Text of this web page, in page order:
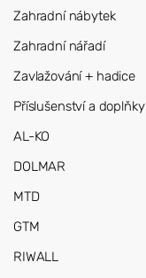
Zahradní nábytek
Zahradní nářadí
Zavlažování + hadice
Příslušenství a doplňky
AL-KO
DOLMAR
MTD
GTM
RIWALL